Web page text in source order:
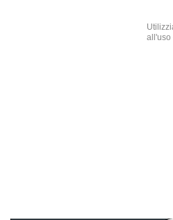
all'uso